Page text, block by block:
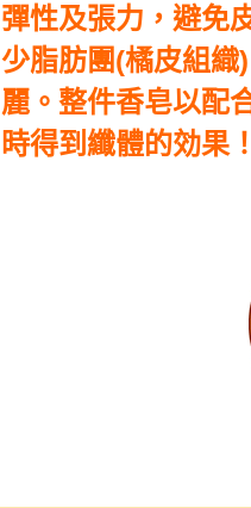
彈性及張力，避免
少脂肪團(橘皮組織
麗。整件香皂以配
時得到纖體的効果